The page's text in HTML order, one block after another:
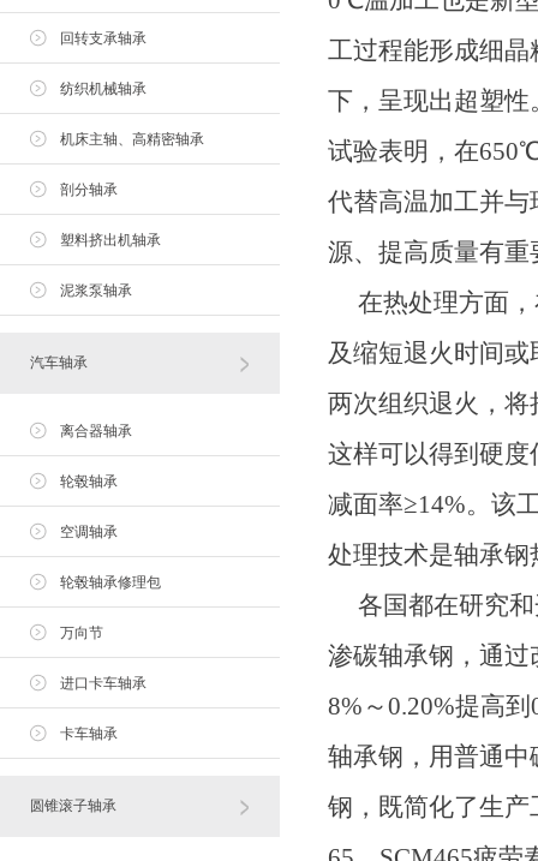
回转支承轴承
纺织机械轴承
机床主轴、高精密轴承
剖分轴承
塑料挤出机轴承
泥浆泵轴承
汽车轴承
离合器轴承
轮毂轴承
空调轴承
轮毂轴承修理包
万向节
进口卡车轴承
卡车轴承
圆锥滚子轴承
工过程能形成细晶
下，呈现出超塑
试验表明，在
代替高温加工并
源、提高质量有重
在热处理方面，
及缩短退火时间
两次组织退火，
这样可以得到硬
减面率≥14%。该
处理技术是轴承
各国都在研究和
渗碳轴承钢，通
8%～0.20%提高
轴承钢，用普通
钢，既简化了生